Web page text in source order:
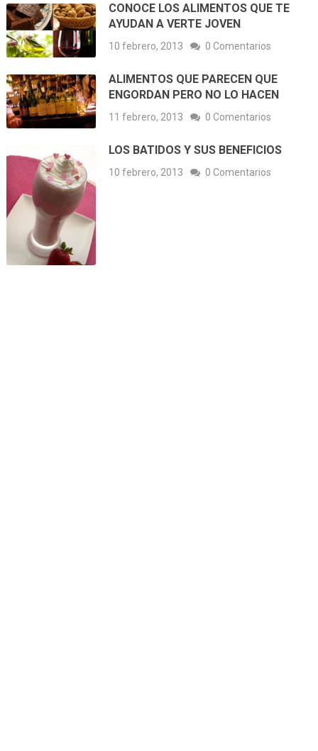
CONOCE LOS ALIMENTOS QUE TE
AYUDAN A VERTE JOVEN
10 febrero, 2013 0 Comentarios
ALIMENTOS QUE PARECEN QUE
ENGORDAN PERO NO LO HACEN
11 febrero, 2013 0 Comentarios
LOS BATIDOS Y SUS BENEFICIOS
10 febrero, 2013 0 Comentarios